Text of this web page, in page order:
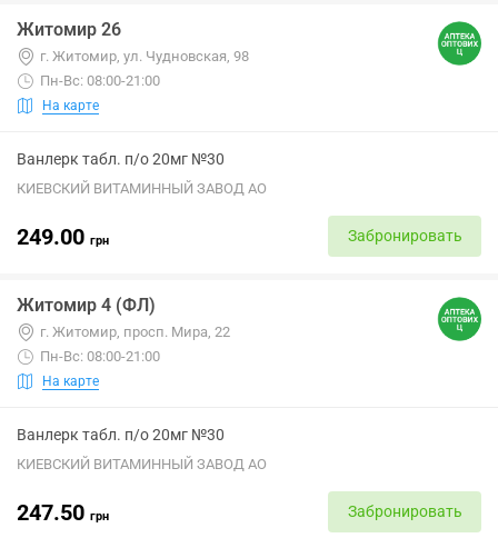
Житомир 26
г. Житомир, ул. Чудновская, 98
Пн-Вс: 08:00-21:00
На карте
Ванлерк табл. п/о 20мг №30
КИЕВСКИЙ ВИТАМИННЫЙ ЗАВОД АО
249.00 грн Забронировать
Житомир 4 (ФЛ)
г. Житомир, просп. Мира, 22
Пн-Вс: 08:00-21:00
На карте
Ванлерк табл. п/о 20мг №30
КИЕВСКИЙ ВИТАМИННЫЙ ЗАВОД АО
247.50 грн Забронировать